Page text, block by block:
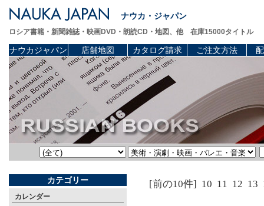
ナウカ・ジャパン
ロシア書籍・新聞雑誌・映画DVD・朗読CD・地図、他 在庫15000タイトル
ナウカジャパン 店舗地図 カタログ請求 ご注文方法
カテゴリー
カレンダー
[前の10件] 10 11 12 13